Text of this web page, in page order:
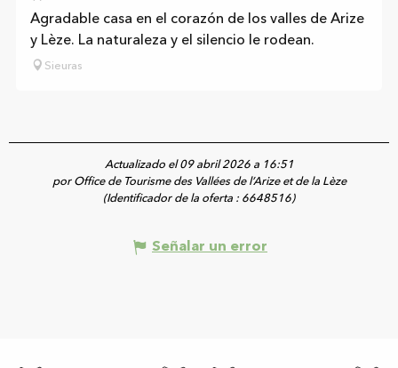
Agradable casa en el corazón de los valles de Arize
y Lèze. La naturaleza y el silencio le rodean.
Sieuras
Actualizado el 09 abril 2026 a 16:51
por Office de Tourisme des Vallées de l’Arize et de la Lèze
(Identificador de la oferta : 6648516)
Señalar un error